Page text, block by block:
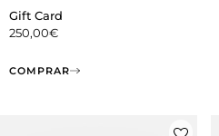
Gift Card
250,00€
COMPRAR